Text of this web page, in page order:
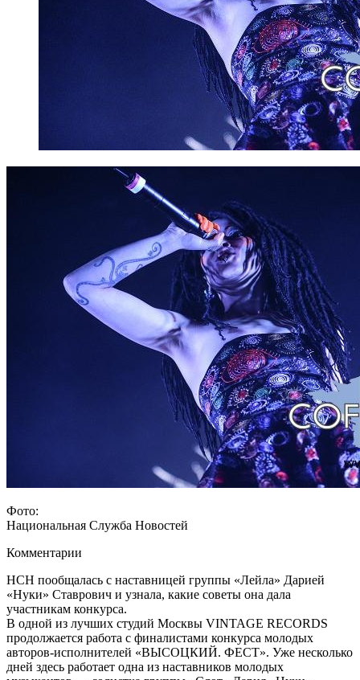
Фото:
Национальная Служба Новостей
Комментарии
НСН пообщалась с наставницей группы «Лейла» Дарией
«Нуки» Ставрович и узнала, какие советы она дала
участникам конкурса.
В одной из лучших студий Москвы VINTAGE RECORDS
продолжается работа с финалистами конкурса молодых
авторов-исполнителей «ВЫСОЦКИЙ. ФЕСТ». Уже несколько
дней здесь работает одна из наставников молодых